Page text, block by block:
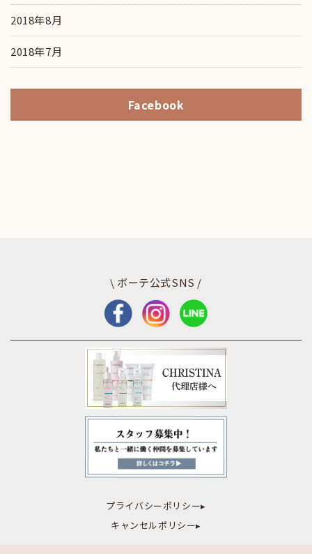
2018年8月
2018年7月
Facebook
\ ボーテ公式SNS /
プライバシーポリシー▸
キャンセルポリシー▸